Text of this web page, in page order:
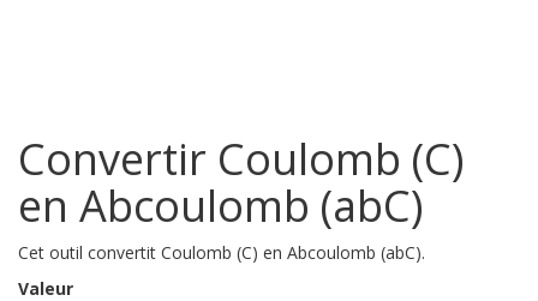
Convertir Coulomb (C)
en Abcoulomb (abC)
Cet outil convertit Coulomb (C) en Abcoulomb (abC).
Valeur